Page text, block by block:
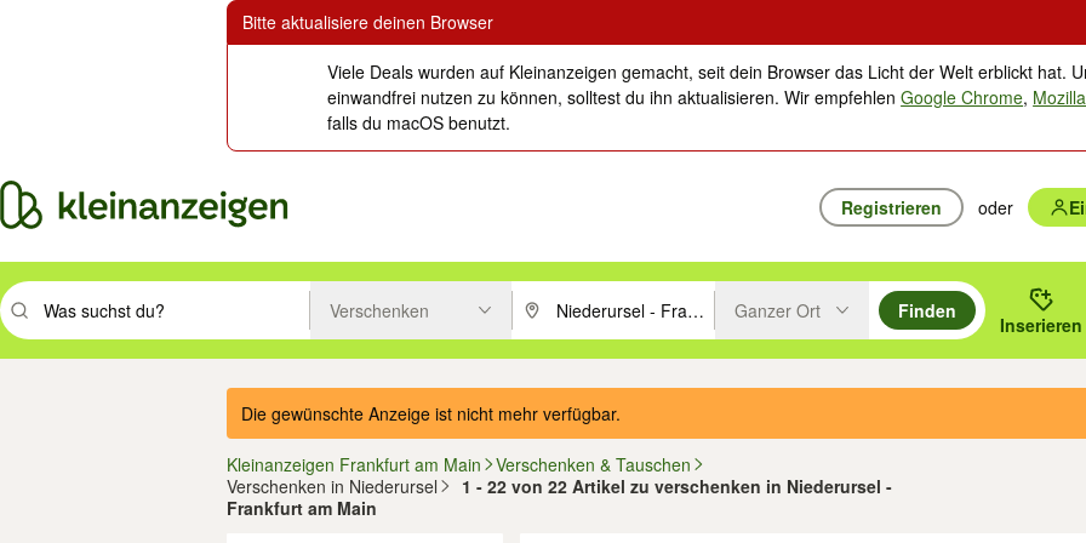
Bitte aktualisiere deinen Browser
Viele Deals wurden auf Kleinanzeigen gemacht, seit dein Browser das Licht der Welt erblickt hat.
einwandfrei nutzen zu können, solltest du ihn aktualisieren. Wir empfehlenGoogle Chrome,
falls du macOS benutzt.
Registrieren oder
Suchbegriff eingeben. Eingabetaste drücken um zu suchen, oder Vorschläge mit den Pfeiltasten nach oben/unten durchsuchen und mit
Verschenken PLZ oder Ort eingeben. Eingabetaste drücken um zu suchen, oder
Ganzer Ort
Finden
Inserieren
Die gewünschte Anzeige ist nicht mehr verfügbar.
Kleinanzeigen Frankfurt am Main
Verschenken & Tauschen
Verschenken in Niederursel
1 - 22 von 22 Artikel zu verschenken in Niederursel -
Frankfurt am Main